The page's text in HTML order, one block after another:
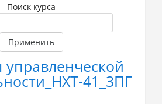
Поиск курса
Применить
41_3ПГ